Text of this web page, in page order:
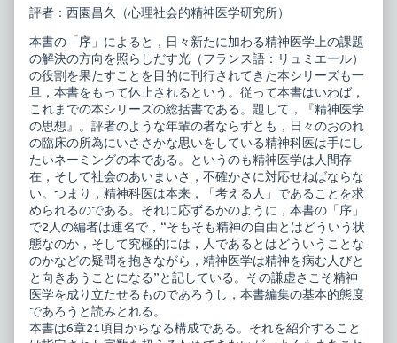
神
科
臨
床
リ
ュ
エ
ー
ル
30
神
医
の
思
想
published
on
門
医
の
め
の
精
神
科
臨
床
ミ
エ
ー
ル
30
精
神
医
学
の
思
想,
評者：西園昌久（心理社会的精神医学研究所）
本書の「序」によると，日々新たに加わる精神医学上の課題
の解決の方向を照らしだす光（フランス語：リュミエール）
の役割を果たすことを目的に刊行されてきた本シリーズも一
旦，本書をもって休止されるという。従って本書はいわば，
これまでの本シリーズの総括書である。題して，『精神医学
の思想』。評者のような年輩の者ならずとも，日々のおのれ
の臨床の所為にいささかな思いをしている精神科医は手にし
たいネーミングの本である。というのも精神医学は人間存
在，そして社会のあいまいさ，不確かさに対応せねばならな
い。つまり，精神科医は本来，「考える人」であることを求
められるのである。それに応ずるかのように，本書の「序」
で2人の編者は連名で，“そもそも精神の自由とはどういう状
態なのか，そして究極的には，人であるとはどういうことな
のかなどの疑問を抱きながら，精神医学は精神を病む人びと
と向きあうことになる”と記している。その謙虚さこそ精神
医学を成り立たせるものであろうし，本書編集の基本的態度
であろうと読みとれる。
本書は6章21項目からなる構成である。それを紹介すること